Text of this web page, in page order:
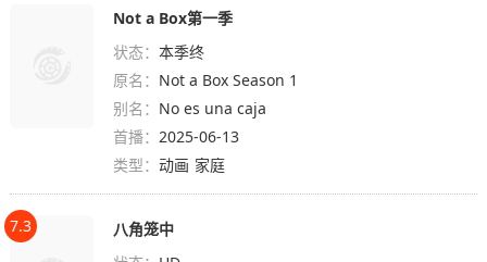
Not a Box第一季
状态：本季终
原名： Not a Box Season 1
别名： No es una caja
首播： 2025-06-13
类型：动画 家庭
7.3
八角笼中